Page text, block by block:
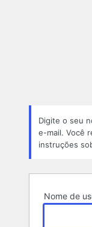
Digite o seu
e-mail. Você
instruções
Nome de